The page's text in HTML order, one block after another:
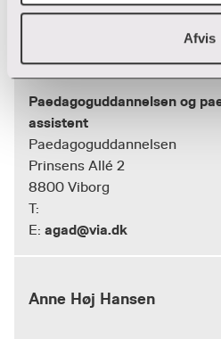
Afvis
Paedagoguddannelsen og
assistent
Paedagoguddannelsen
Prinsens Allé 2
8800 Viborg
T:
E: agad@via.dk
Anne Høj Hansen